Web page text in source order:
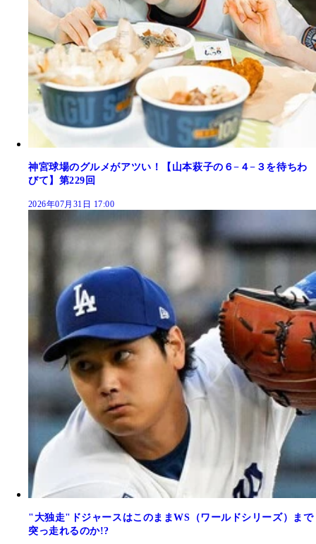
神宮球場のグルメがアツい！【山本萩子の６−４−３を待ちわ
びて】第229回
2026年07月31日 17:00
"大独走"ドジャースはこのままWS（ワールドシリーズ）まで
突っ走れるのか!?